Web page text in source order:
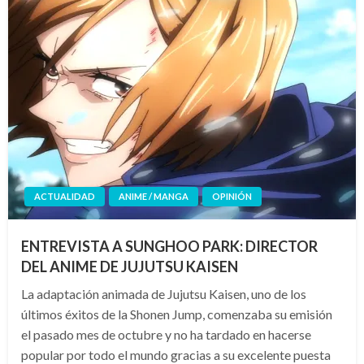
ACTUALIDAD ANIME / MANGA OPINIÓN
ENTREVISTA A SUNGHOO PARK: DIRECTOR
DEL ANIME DE JUJUTSU KAISEN
La adaptación animada de Jujutsu Kaisen, uno de los
últimos éxitos de la Shonen Jump, comenzaba su emisión
el pasado mes de octubre y no ha tardado en hacerse
popular por todo el mundo gracias a su excelente puesta